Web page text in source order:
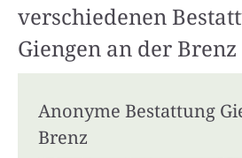
verschiedenen
Giengen an der Brenz
Anonyme Bestattung
Brenz